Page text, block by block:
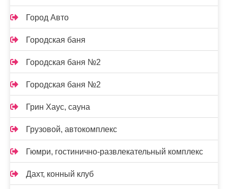
Город Авто
Городская баня
Городская баня №2
Городская баня №2
Грин Хаус, сауна
Грузовой, автокомплекс
Гюмри, гостинично-развлекательный комплекс
Дахт, конный клуб